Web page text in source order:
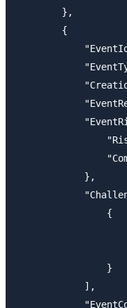
        },
        {
            },
                {
                }
            ],